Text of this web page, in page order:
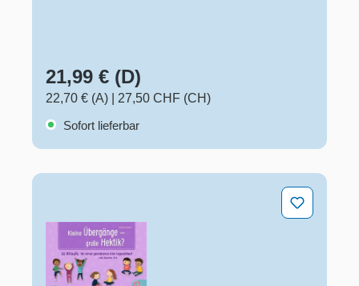
21,99 € (D)
22,70 € (A)
27,50 CHF (CH)
Sofort lieferbar